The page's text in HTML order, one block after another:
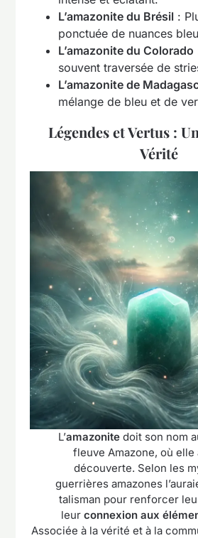
L’amazonite du Brésil :
ponctuée de nuances
L’amazonite du Colorado
souvent traversée de
L’amazonite de
mélange de bleu et de
Légendes et Vertus :
Vérité
L’amazonite doit son nom
fleuve Amazone, où elle
découverte. Selon les
guerrières amazones
talisman pour renforcer
leur connexion aux
Associée à la vérité et à la